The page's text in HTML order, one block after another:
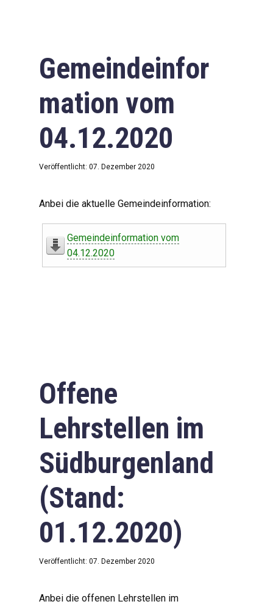
Gemeindeinfor
mation vom
04.12.2020
Veröffentlicht: 07. Dezember 2020
Anbei die aktuelle Gemeindeinformation:
Gemeindeinformation vom
04.12.2020
Offene
Lehrstellen im
Südburgenland
(Stand:
01.12.2020)
Veröffentlicht: 07. Dezember 2020
Anbei die offenen Lehrstellen im